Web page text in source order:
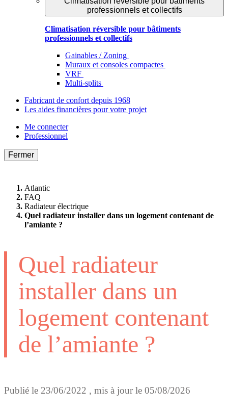
professionnels et collectifs
Climatisation réversible pour bâtiments
professionnels et collectifs
Gainables / Zoning
Muraux et consoles compactes
VRF
Multi-splits
Fabricant de confort depuis 1968
Les aides financières pour votre projet
Me connecter
Professionnel
Fermer
Atlantic
FAQ
Radiateur électrique
Quel radiateur installer dans un logement contenant de
l’amiante ?
Quel radiateur
installer dans un
logement contenant
de l’amiante ?
Publié le 23/06/2022 , mis à jour le 05/08/2026